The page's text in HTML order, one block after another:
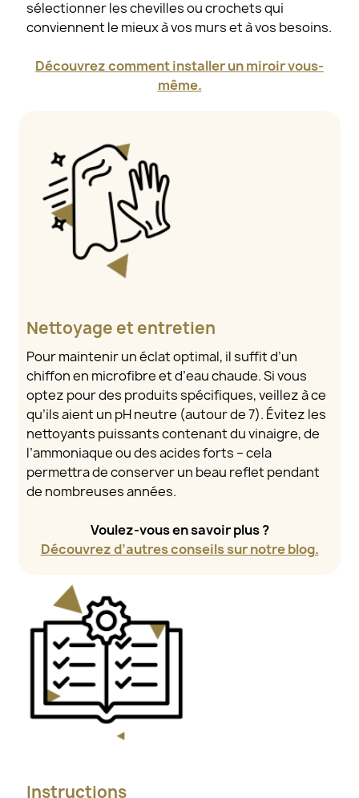
sélectionner les chevilles ou crochets qui
conviennent le mieux à vos murs et à vos besoins.
Découvrez comment installer un miroir vous-
même.
Nettoyage et entretien
Pour maintenir un éclat optimal, il suffit d’un
chiffon en microfibre et d’eau chaude. Si vous
optez pour des produits spécifiques, veillez à ce
qu’ils aient un pH neutre (autour de 7). Évitez les
nettoyants puissants contenant du vinaigre, de
l’ammoniaque ou des acides forts – cela
permettra de conserver un beau reflet pendant
de nombreuses années.
Voulez-vous en savoir plus ?
Découvrez d’autres conseils sur notre blog.
Instructions